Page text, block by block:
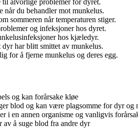
du behandler mot munkelus.
sommeren når temperaturen stiger.
og infeksjoner hos dyret.
hos kjæledyr.
dyr har blitt smittet av munkelus.
for å fjerne munkelus og deres egg.
og kan forårsake kløe
blod og kan være plagsomme for dyr og
i en annen organisme og vanligvis
av å suge blod fra andre dyr